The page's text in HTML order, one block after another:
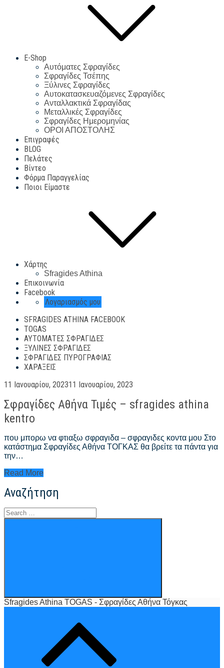
E-Shop
Αυτόματες Σφραγίδες
Σφραγίδες Τσέπης
Ξύλινες Σφραγίδες
Αυτοκατασκευαζόμενες Σφραγίδες
Ανταλλακτικά Σφραγίδας
Μεταλλικές Σφραγίδες
Σφραγίδες Ημερομηνίας
ΟΡΟΙ ΑΠΟΣΤΟΛΗΣ
Επιγραφές
BLOG
Πελάτες
Βίντεο
Φόρμα Παραγγελίας
Ποιοι Είμαστε
Χάρτης
Sfragides Athina
Επικοινωνία
Facebook
Λογαριασμός μου
SFRAGIDES ATHINA FACEBOOK
TOGAS
ΑΥΤΌΜΑΤΕΣ ΣΦΡΑΓΊΔΕΣ
ΞΎΛΙΝΕΣ ΣΦΡΑΓΊΔΕΣ
ΣΦΡΑΓΊΔΕΣ ΠΥΡΟΓΡΑΦΊΑΣ
ΧΑΡΆΞΕΙΣ
Posted
11 Ιανουαρίου, 202311 Ιανουαρίου, 2023
Σφραγίδες Αθήνα Τιμές – sfragides athina
kentro
που μπορω να φτιαξω σφραγιδα – σφραγιδες κοντα μου Στο
κατάστημα Σφραγίδες Αθήνα ΤΟΓΚΑΣ θα βρείτε τα πάντα για
την…
Σφραγίδες
Τιμές
–
sfragides
athina
Read More
Αναζήτηση
Search
for:
Sfragides Athina TOGAS - Σφραγίδες Αθήνα Τόγκας